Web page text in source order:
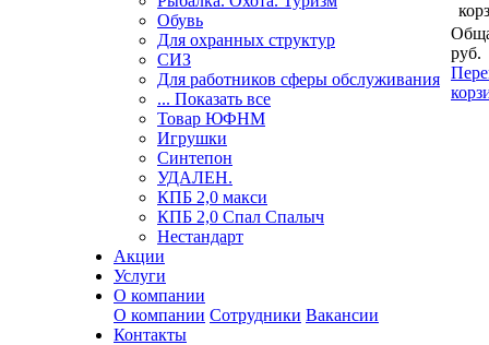
Обувь
Для охранных структур
СИЗ
Для работников сферы обслуживания
... Показать все
Товар ЮФНМ
Игрушки
Синтепон
УДАЛЕН.
КПБ 2,0 макси
КПБ 2,0 Спал Спалыч
Нестандарт
Акции
Услуги
О компании
О компании Сотрудники Вакансии
Контакты
руб.